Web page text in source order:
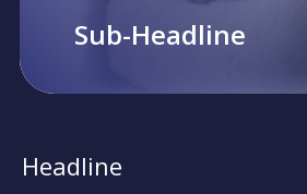
Sub-Headline
Headline